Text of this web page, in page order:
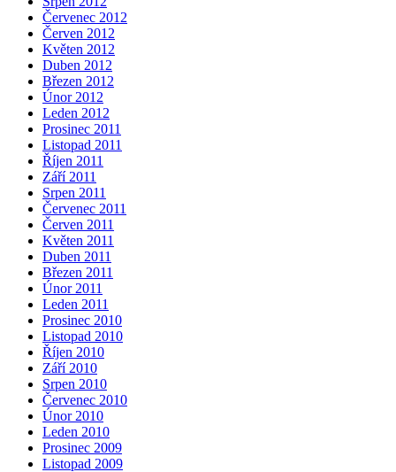
Červenec 2012
Červen 2012
Květen 2012
Duben 2012
Březen 2012
Únor 2012
Leden 2012
Prosinec 2011
Listopad 2011
Říjen 2011
Září 2011
Srpen 2011
Červenec 2011
Červen 2011
Květen 2011
Duben 2011
Březen 2011
Únor 2011
Leden 2011
Prosinec 2010
Listopad 2010
Říjen 2010
Září 2010
Srpen 2010
Červenec 2010
Únor 2010
Leden 2010
Prosinec 2009
Listopad 2009